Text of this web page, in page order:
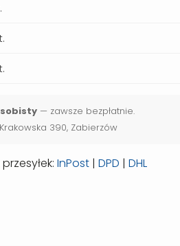
— zawsze bezpłatnie.
390, Zabierzów
InPost | DPD | DHL